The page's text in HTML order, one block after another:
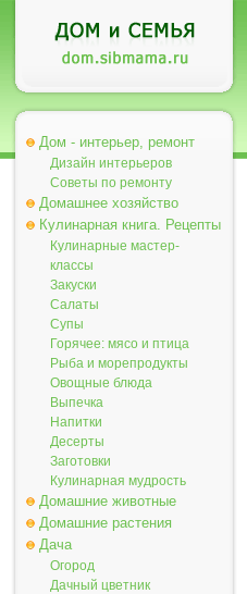
Дом - интерьер, ремонт
Дизайн интерьеров
Советы по ремонту
Домашнее хозяйство
Кулинарная книга. Рецепты
Кулинарные мастер-
классы
Закуски
Салаты
Супы
Горячее: мясо и птица
Рыба и морепродукты
Овощные блюда
Выпечка
Напитки
Десерты
Заготовки
Кулинарная мудрость
Домашние животные
Домашние растения
Дача
Огород
Дачный цветник